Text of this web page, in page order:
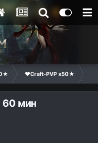
❤Craft-PVP x50★
60 мин